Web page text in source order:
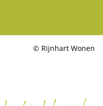
© Rijnhart Wonen